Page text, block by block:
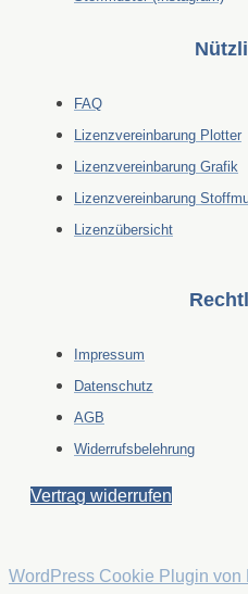
FAQ
Lizenzvereinbarung Plotter
Lizenzvereinbarung Grafik
Lizenzvereinbarung
Lizenzübersicht
Impressum
Datenschutz
AGB
Widerrufsbelehrung
Vertrag widerrufen
WordPress Cookie Plugin